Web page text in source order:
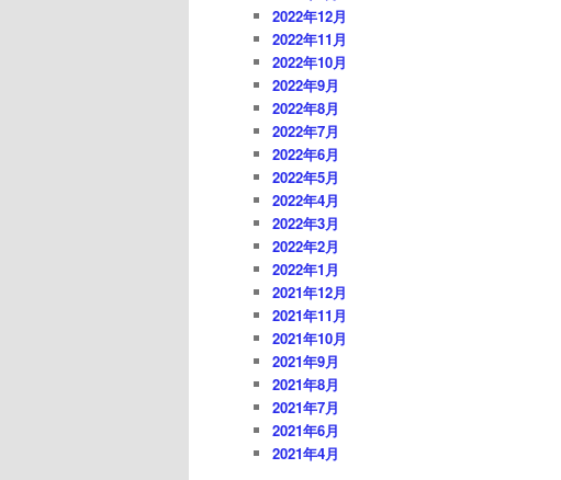
2022年12月
2022年11月
2022年10月
2022年9月
2022年8月
2022年7月
2022年6月
2022年5月
2022年4月
2022年3月
2022年2月
2022年1月
2021年12月
2021年11月
2021年10月
2021年9月
2021年8月
2021年7月
2021年6月
2021年4月